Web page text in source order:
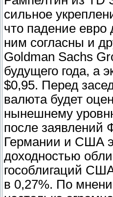
сильное
что падение
ним согласны и
Goldman Sachs
будущего года, а
$0,95. Перед
валюта будет
нынешнему
после заявлений
Германии и США
доходностью
гособлигаций
в 0,27%. По